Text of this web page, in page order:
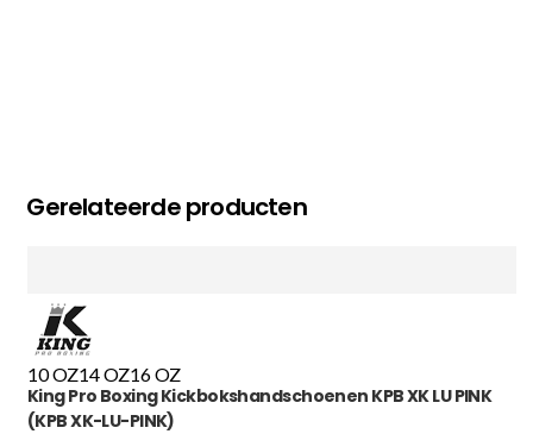
Gerelateerde producten
10 OZ14 OZ16 OZ
King Pro Boxing Kickbokshandschoenen KPB XK LU PINK
(KPB XK-LU-PINK)